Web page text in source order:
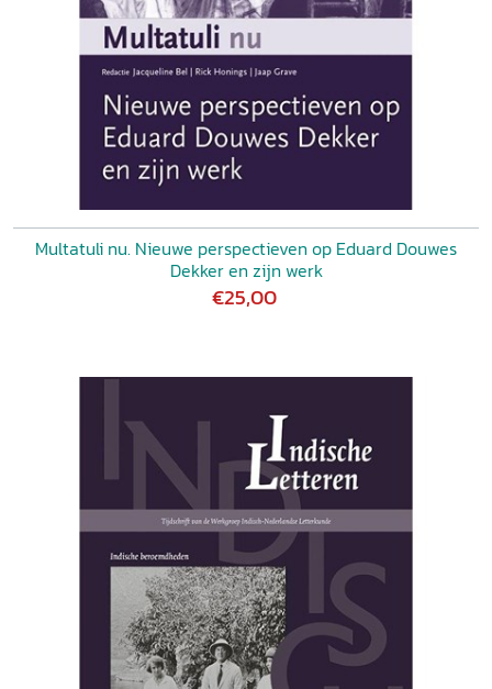
Multatuli nu. Nieuwe perspectieven op Eduard Douwes
Dekker en zijn werk
€25,00